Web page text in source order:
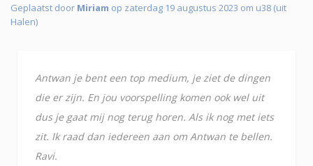
Geplaatst door Miriam op zaterdag 19 augustus 2023 om u38 (uit
Halen)
Antwan je bent een top medium, je ziet de dingen
die er zijn. En jou voorspelling komen ook wel uit
dus je gaat mij nog terug horen. Als ik nog met iets
zit. Ik raad dan iedereen aan om Antwan te bellen.
Ravi.